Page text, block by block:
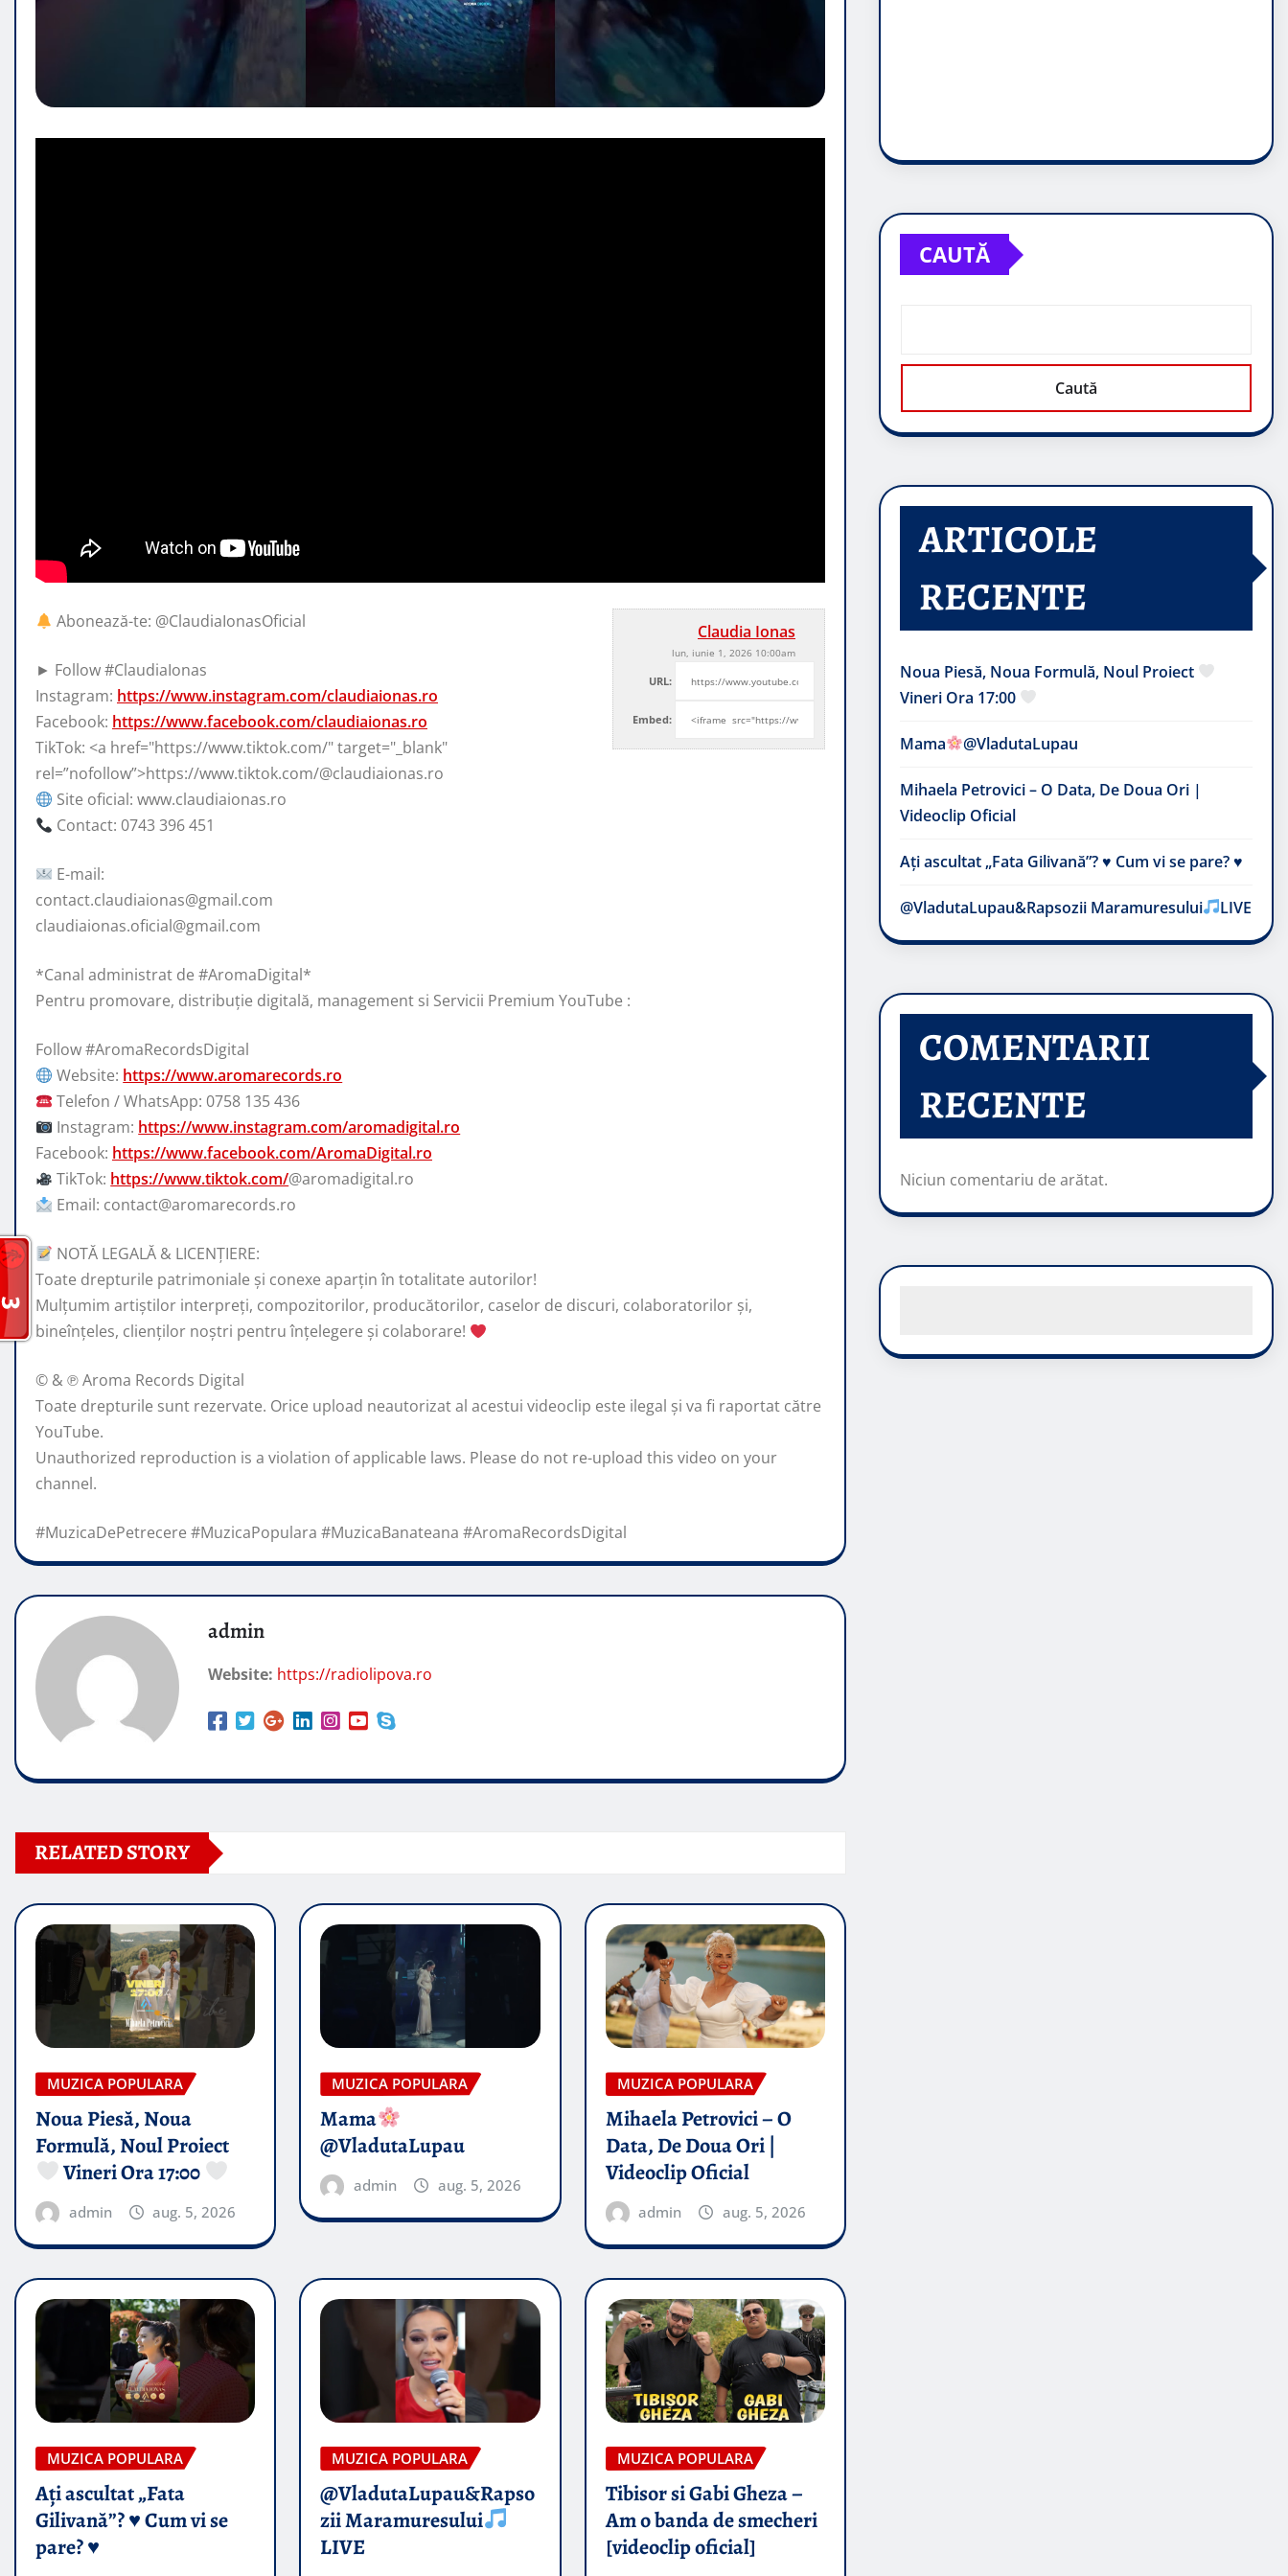
Claudia Ionas
lun, iunie 1, 2026 10:00am
URL:
Embed:
Abonează-te: @ClaudiaIonasOficial
► Follow #ClaudiaIonas
Instagram: https://www.instagram.com/claudiaionas.ro
Facebook: https://www.facebook.com/claudiaionas.ro
TikTok: <a href="https://www.tiktok.com/" target="_blank"
rel=”nofollow”>https://www.tiktok.com/@claudiaionas.ro
Site oficial: www.claudiaionas.ro
Contact: 0743 396 451
E-mail:
contact.claudiaionas@gmail.com
claudiaionas.oficial@gmail.com
*Canal administrat de #AromaDigital*
Pentru promovare, distribuție digitală, management si Servicii Premium YouTube :
Follow #AromaRecordsDigital
Website: https://www.aromarecords.ro
Telefon / WhatsApp: 0758 135 436
Instagram: https://www.instagram.com/aromadigital.ro
Facebook: https://www.facebook.com/AromaDigital.ro
TikTok: https://www.tiktok.com/@aromadigital.ro
Email: contact@aromarecords.ro
NOTĂ LEGALĂ & LICENȚIERE:
Toate drepturile patrimoniale și conexe aparțin în totalitate autorilor!
Mulțumim artiștilor interpreți, compozitorilor, producătorilor, caselor de discuri, colaboratorilor și,
bineînțeles, clienților noștri pentru înțelegere și colaborare!
© & ℗ Aroma Records Digital
Toate drepturile sunt rezervate. Orice upload neautorizat al acestui videoclip este ilegal și va fi raportat către
YouTube.
Unauthorized reproduction is a violation of applicable laws. Please do not re-upload this video on your
channel.
#MuzicaDePetrecere #MuzicaPopulara #MuzicaBanateana #AromaRecordsDigital
admin
Website: https://radiolipova.ro
RELATED STORY
MUZICA POPULARA
Noua Piesă, Noua
Formulă, Noul Proiect
Vineri Ora 17:00
admin aug. 5, 2026
MUZICA POPULARA
Mama
@VladutaLupau
admin aug. 5, 2026
MUZICA POPULARA
Mihaela Petrovici – O
Data, De Doua Ori |
Videoclip Oficial
admin aug. 5, 2026
MUZICA POPULARA
Ați ascultat „Fata
Gilivană”? ♥️ Cum vi se
pare? ♥️
MUZICA POPULARA
@VladutaLupau&Rapso
zii Maramuresului
LIVE
MUZICA POPULARA
Tibisor si Gabi Gheza –
Am o banda de smecheri
[videoclip oficial]
CAUTĂ
Caută
ARTICOLE
RECENTE
Noua Piesă, Noua Formulă, Noul Proiect
Vineri Ora 17:00
Mama @VladutaLupau
Mihaela Petrovici – O Data, De Doua Ori |
Videoclip Oficial
Ați ascultat „Fata Gilivană”? ♥️ Cum vi se pare? ♥️
@VladutaLupau&Rapsozii Maramuresului LIVE
COMENTARII
RECENTE
Niciun comentariu de arătat.